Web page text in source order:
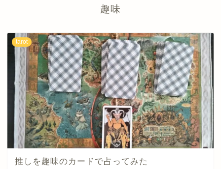
趣味
tarot
推しを趣味のカードで占ってみた